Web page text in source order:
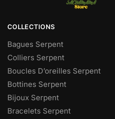
COLLECTIONS
Bagues Serpent
Colliers Serpent
Boucles D’oreilles Serpent
Bottines Serpent
Bijoux Serpent
Bracelets Serpent